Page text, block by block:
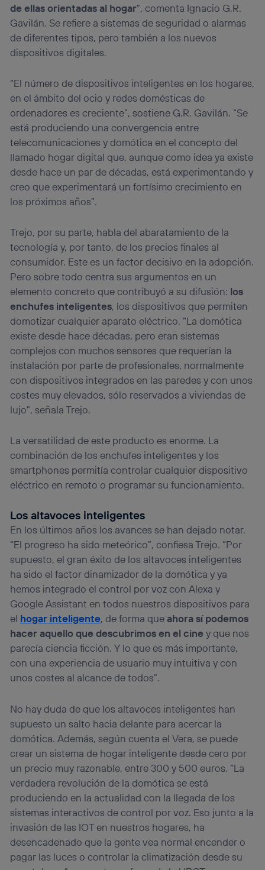
de ellas orientadas al hogar”, comenta Ignacio G.R.
Gavilán. Se refiere a sistemas de seguridad o alarmas
de diferentes tipos, pero también a los nuevos
dispositivos digitales.
“El número de dispositivos inteligentes en los hogares,
en el ámbito del ocio y redes domésticas de
ordenadores es creciente”, sostiene G.R. Gavilán. “Se
está produciendo una convergencia entre
telecomunicaciones y domótica en el concepto del
llamado hogar digital que, aunque como idea ya existe
desde hace un par de décadas, está experimentando y
creo que experimentará un fortísimo crecimiento en
los próximos años”.
Trejo, por su parte, habla del abaratamiento de la
tecnología y, por tanto, de los precios finales al
consumidor. Este es un factor decisivo en la adopción.
Pero sobre todo centra sus argumentos en un
elemento concreto que contribuyó a su difusión: los
enchufes inteligentes, los dispositivos que permiten
domotizar cualquier aparato eléctrico. “La domótica
existe desde hace décadas, pero eran sistemas
complejos con muchos sensores que requerían la
instalación por parte de profesionales, normalmente
con dispositivos integrados en las paredes y con unos
costes muy elevados, sólo reservados a viviendas de
lujo”, señala Trejo.
La versatilidad de este producto es enorme. La
combinación de los enchufes inteligentes y los
smartphones permitía controlar cualquier dispositivo
eléctrico en remoto o programar su funcionamiento.
Los altavoces inteligentes
En los últimos años los avances se han dejado notar.
“El progreso ha sido meteórico”, confiesa Trejo. “Por
supuesto, el gran éxito de los altavoces inteligentes
ha sido el factor dinamizador de la domótica y ya
hemos integrado el control por voz con Alexa y
Google Assistant en todos nuestros dispositivos para
el hogar inteligente, de forma que ahora sí podemos
hacer aquello que descubrimos en el cine y que nos
parecía ciencia ficción. Y lo que es más importante,
con una experiencia de usuario muy intuitiva y con
unos costes al alcance de todos”.
No hay duda de que los altavoces inteligentes han
supuesto un salto hacia delante para acercar la
domótica. Además, según cuenta el Vera, se puede
crear un sistema de hogar inteligente desde cero por
un precio muy razonable, entre 300 y 500 euros. “La
verdadera revolución de la domótica se está
produciendo en la actualidad con la llegada de los
sistemas interactivos de control por voz. Eso junto a la
invasión de las IOT en nuestros hogares, ha
desencadenado que la gente vea normal encender o
pagar las luces o controlar la climatización desde su